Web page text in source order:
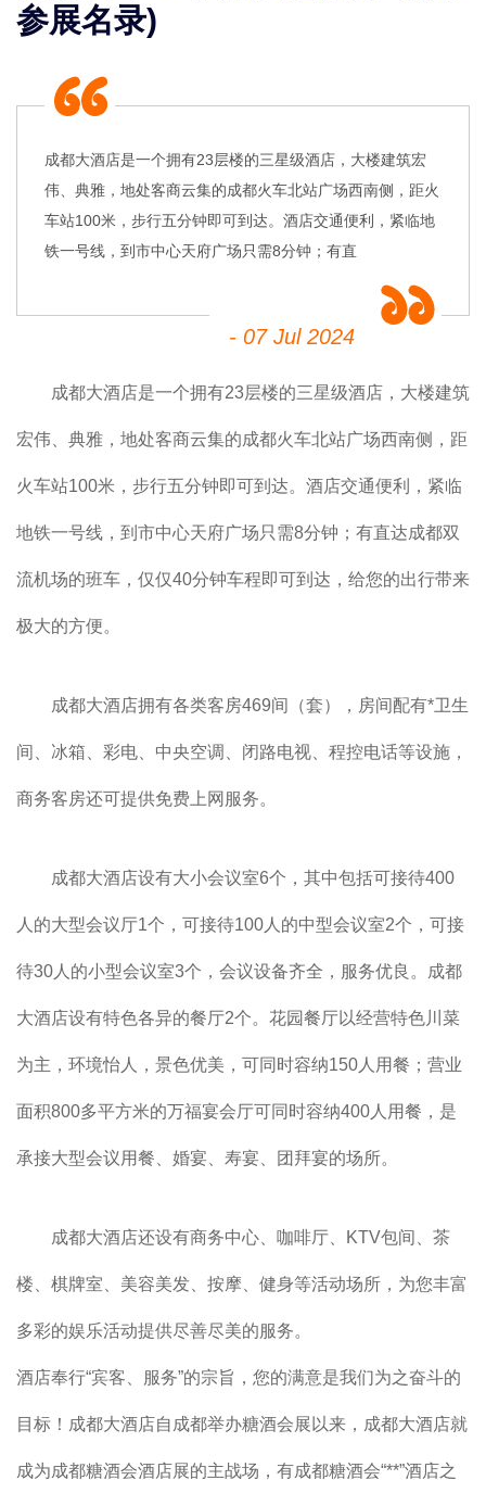
参展名录)
成都大酒店是一个拥有23层楼的三星级酒店，大楼建筑宏
伟、典雅，地处客商云集的成都火车北站广场西南侧，距火
车站100米，步行五分钟即可到达。酒店交通便利，紧临地
铁一号线，到市中心天府广场只需8分钟；有直
- 07 Jul 2024
成都大酒店是一个拥有23层楼的三星级酒店，大楼建筑
宏伟、典雅，地处客商云集的成都火车北站广场西南侧，距
火车站100米，步行五分钟即可到达。酒店交通便利，紧临
地铁一号线，到市中心天府广场只需8分钟；有直达成都双
流机场的班车，仅仅40分钟车程即可到达，给您的出行带来
极大的方便。
成都大酒店拥有各类客房469间（套），房间配有*卫生
间、冰箱、彩电、中央空调、闭路电视、程控电话等设施，
商务客房还可提供免费上网服务。
成都大酒店设有大小会议室6个，其中包括可接待400
人的大型会议厅1个，可接待100人的中型会议室2个，可接
待30人的小型会议室3个，会议设备齐全，服务优良。 成都
大酒店设有特色各异的餐厅2个。花园餐厅以经营特色川菜
为主，环境怡人，景色优美，可同时容纳150人用餐；营业
面积800多平方米的万福宴会厅可同时容纳400人用餐，是
承接大型会议用餐、婚宴、寿宴、团拜宴的场所。
成都大酒店还设有商务中心、咖啡厅、KTV包间、茶
楼、棋牌室、美容美发、按摩、健身等活动场所，为您丰富
多彩的娱乐活动提供尽善尽美的服务。
酒店奉行“宾客、服务”的宗旨，您的满意是我们为之奋斗的
目标！ 成都大酒店自成都举办糖酒会展以来，成都大酒店就
成为成都糖酒会酒店展的主战场，有成都糖酒会“**”酒店之